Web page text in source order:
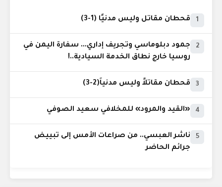
1 قحطان مقاتل وليس مدنيًا (1-3)
2
جمود دبلوماسي وتجريف إداري... سفارة اليمن في
روسيا خارج نطاق الخدمة السيادية..!
3 قحطان مقاتلاً وليس مدنياً(2-3)
4 «القيد والمرود» للمخلافي سعيد الصوفي
5
ناشر العبسي.. من صراعات الأمس إلى تبييض
جرائم الحاضر